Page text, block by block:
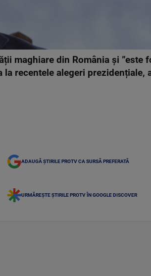
maghiare din România și ”este
recentele alegeri prezidențiale,
ADAUGĂ ȘTIRILE PROTV CA SURSĂ PREFERATĂ
URMĂREȘTE ȘTIRILE PROTV ÎN GOOGLE DISCOVER